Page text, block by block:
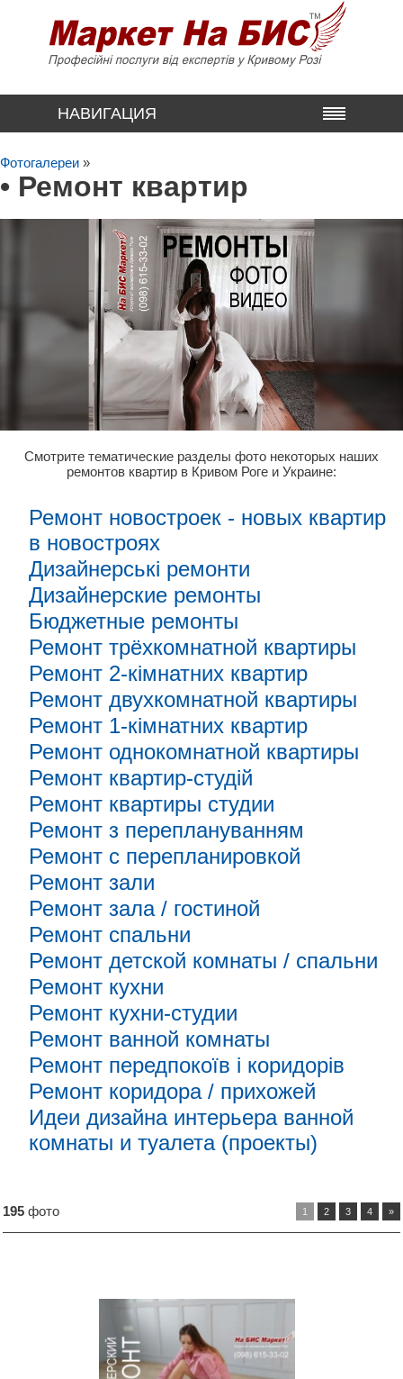
НАВИГАЦИЯ
Фотогалереи »
• Ремонт квартир
Смотрите тематические разделы фото некоторых наших
ремонтов квартир в Кривом Роге и Украине:
Ремонт новостроек - новых квартир
в новостроях
Дизайнерські ремонти
Дизайнерские ремонты
Бюджетные ремонты
Ремонт трёхкомнатной квартиры
Ремонт 2-кімнатних квартир
Ремонт двухкомнатной квартиры
Ремонт 1-кімнатних квартир
Ремонт однокомнатной квартиры
Ремонт квартир-студій
Ремонт квартиры студии
Ремонт з переплануванням
Ремонт с перепланировкой
Ремонт зали
Ремонт зала / гостиной
Ремонт спальни
Ремонт детской комнаты / спальни
Ремонт кухни
Ремонт кухни-студии
Ремонт ванной комнаты
Ремонт передпокоїв і коридорів
Ремонт коридора / прихожей
Идеи дизайна интерьера ванной
комнаты и туалета (проекты)
195 фото 1 2 3 4 »